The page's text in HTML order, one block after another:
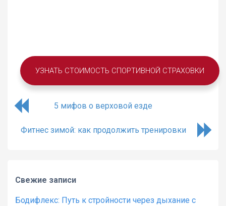
УЗНАТЬ СТОИМОСТЬ СПОРТИВНОЙ СТРАХОВКИ
5 мифов о верховой езде
Фитнес зимой: как продолжить тренировки
Свежие записи
Бодифлекс: Путь к стройности через дыхание с